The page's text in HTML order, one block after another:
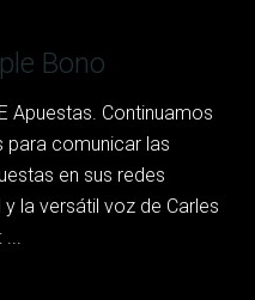
Bono
Apuestas. Continuamos
para comunicar las
en sus redes
la versátil voz de Carles